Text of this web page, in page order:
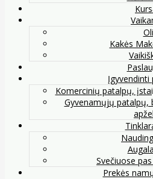
Kakės
Įgyvendinti
Komercinių patalpų,
Gyvenamųjų patalpų,
Svečiuose
Prekės